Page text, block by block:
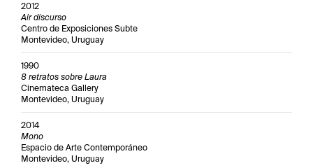
2012
Air discurso
Centro de Exposiciones Subte
Montevideo, Uruguay
1990
8 retratos sobre Laura
Cinemateca Gallery
Montevideo, Uruguay
2014
Mono
Espacio de Arte Contemporáneo
Montevideo, Uruguay